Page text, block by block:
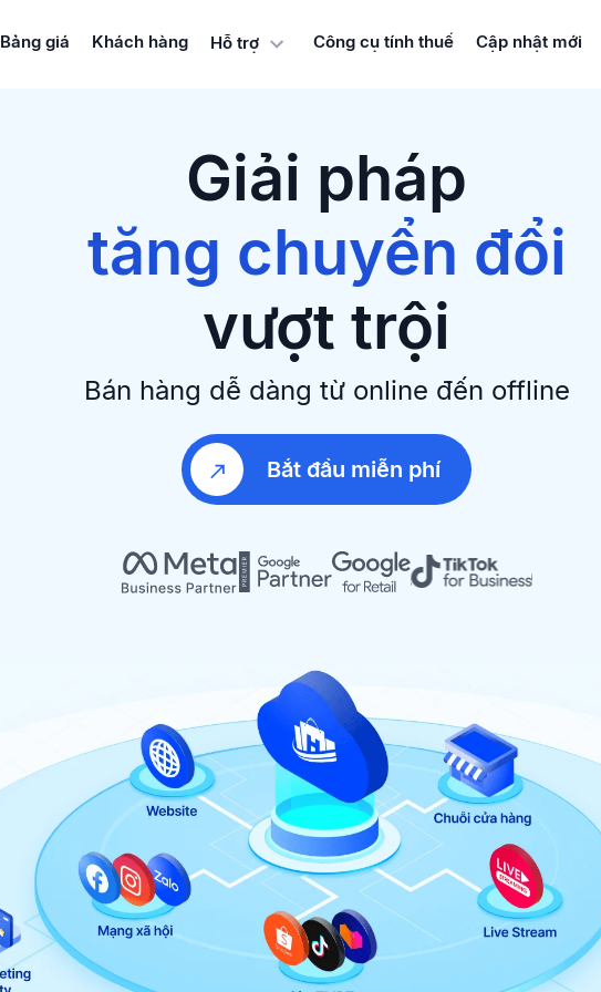
Bảng giá Khách hàng Hỗ trợ Công cụ tính thuế Cập nhật mới
Giải pháp
bán hàng đa kênh
tăng chuyển đổi
giữ chân khách hàng
bán hàng đa kênh
vượt trội
Bán hàng dễ dàng từ online đến offline
Bắt đầu miễn phí